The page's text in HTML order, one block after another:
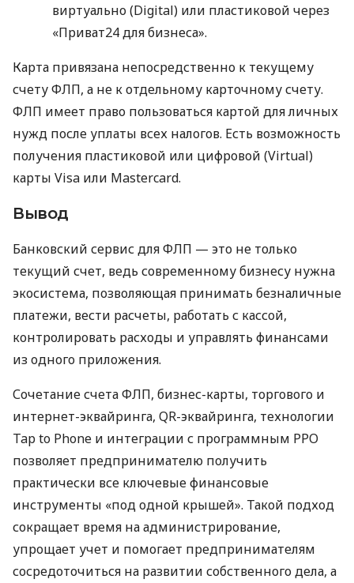
виртуально (Digital) или пластиковой через
«Приват24 для бизнеса».
Карта привязана непосредственно к текущему
счету ФЛП, а не к отдельному карточному счету.
ФЛП имеет право пользоваться картой для личных
нужд после уплаты всех налогов. Есть возможность
получения пластиковой или цифровой (Virtual)
карты Visa или Mastercard.
Вывод
Банковский сервис для ФЛП — это не только
текущий счет, ведь современному бизнесу нужна
экосистема, позволяющая принимать безналичные
платежи, вести расчеты, работать с кассой,
контролировать расходы и управлять финансами
из одного приложения.
Сочетание счета ФЛП, бизнес-карты, торгового и
интернет-эквайринга, QR-эквайринга, технологии
Tap to Phone и интеграции с программным РРО
позволяет предпринимателю получить
практически все ключевые финансовые
инструменты «под одной крышей». Такой подход
сокращает время на администрирование,
упрощает учет и помогает предпринимателям
сосредоточиться на развитии собственного дела, а